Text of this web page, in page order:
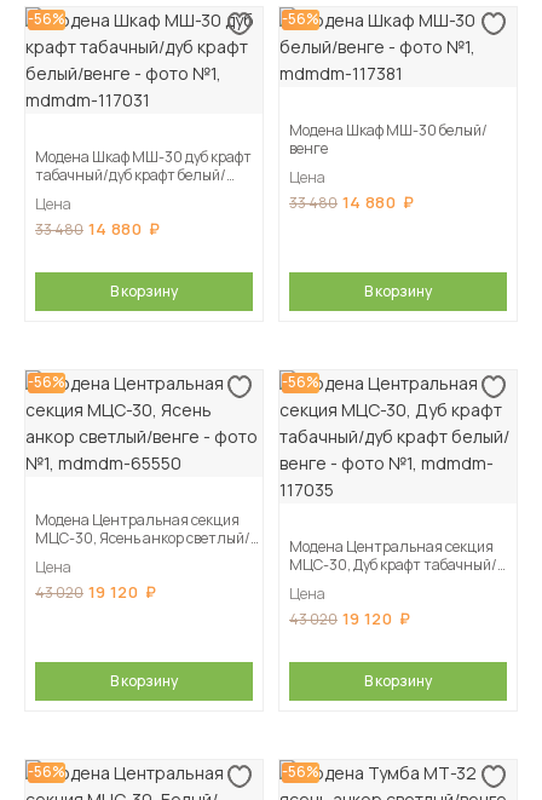
-56%
Модена Шкаф МШ-30 дуб крафт
табачный/дуб крафт белый/
Цена
33 480 14 880
В корзину
-56%
Модена Шкаф МШ-30 белый/
венге
Цена
33 480 14 880
В корзину
-56%
Модена Центральная секция
МЦС-30, Ясень анкор светлый/
Цена
43 020 19 120
В корзину
-56%
Модена Центральная секция
МЦС-30, Дуб крафт табачный/
Цена
43 020 19 120
В корзину
-56% -56%